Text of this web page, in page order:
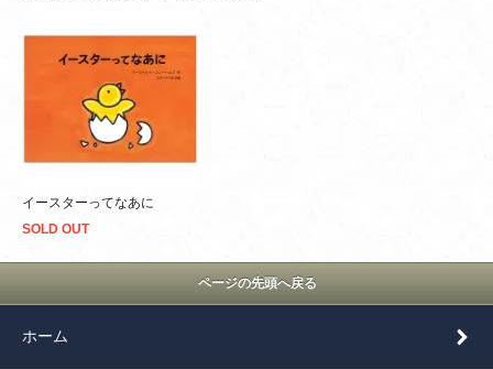
イースターってなあに
SOLD OUT
ページの先頭へ戻る
ホーム